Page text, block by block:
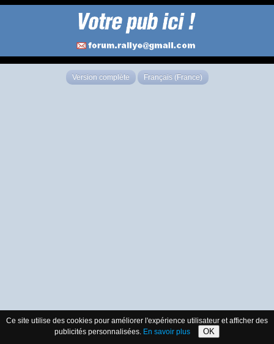
Version complète Français (France)
Ce site utilise des cookies pour améliorer l'expérience utilisateur et afficher des
publicités personnalisées. En savoir plus OK